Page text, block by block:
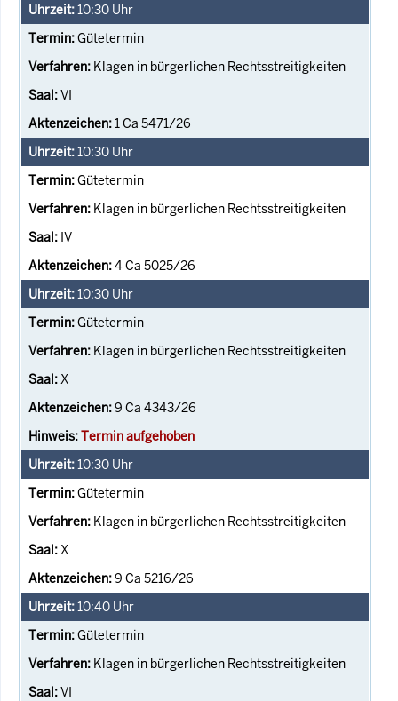
10:30 Uhr
Gütetermin
Klagen in bürgerlichen Rechtsstreitigkeiten
VI
1 Ca 5471/26
10:30 Uhr
Gütetermin
Klagen in bürgerlichen Rechtsstreitigkeiten
IV
4 Ca 5025/26
10:30 Uhr
Gütetermin
Klagen in bürgerlichen Rechtsstreitigkeiten
X
9 Ca 4343/26
Termin aufgehoben
10:30 Uhr
Gütetermin
Klagen in bürgerlichen Rechtsstreitigkeiten
X
9 Ca 5216/26
10:40 Uhr
Gütetermin
Klagen in bürgerlichen Rechtsstreitigkeiten
VI